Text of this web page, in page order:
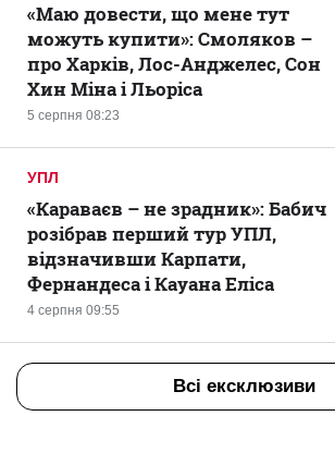
5 серпня 08:23
«Маю довести, що мене тут
можуть купити»: Смоляков –
про Харків, Лос-Анджелес, Сон
Хин Міна і Льоріса
УПЛ
4 серпня 09:55
«Караваєв – не зрадник»: Бабич
розібрав перший тур УПЛ,
відзначивши Карпати,
Фернандеса і Кауана Еліса
Всі ексклюзиви